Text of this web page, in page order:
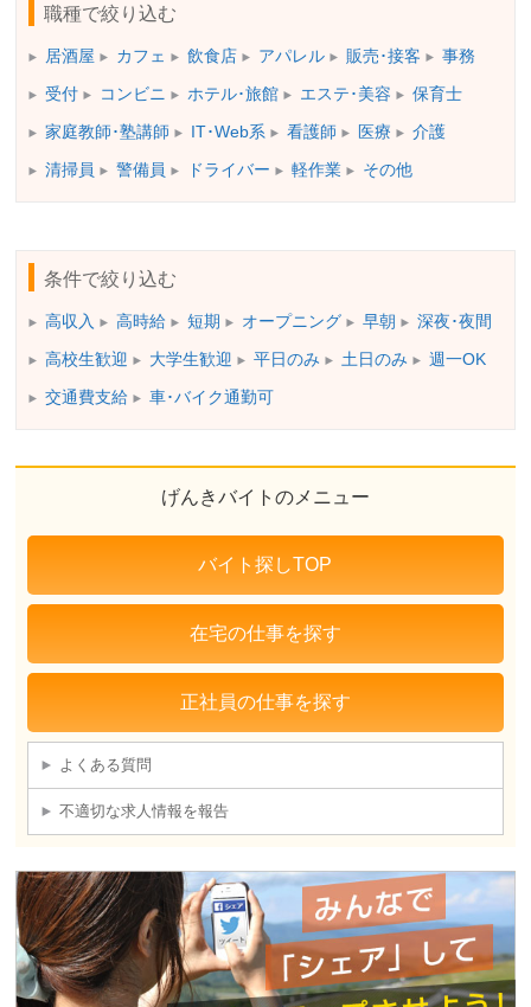
職種で絞り込む
居酒屋 カフェ 飲食店 アパレル 販売･接客 事務
受付 コンビニ ホテル･旅館 エステ･美容 保育士
家庭教師･塾講師 IT･Web系 看護師 医療 介護
清掃員 警備員 ドライバー 軽作業 その他
条件で絞り込む
高収入 高時給 短期 オープニング 早朝 深夜･夜間
高校生歓迎 大学生歓迎 平日のみ 土日のみ 週一OK
交通費支給 車･バイク通勤可
げんきバイトのメニュー
バイト探しTOP
在宅の仕事を探す
正社員の仕事を探す
よくある質問
不適切な求人情報を報告